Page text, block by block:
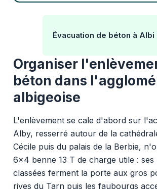
Évacuation de béton à Albi
Organiser
béton dans
albigeoise
L'enlèvement se cale d'abord sur
Alby, resserré autour de la
Cécile puis du palais de la Berbie,
6x4 benne 13 T de charge utile : ses
classées ferment la porte aux gros
rives du Tarn puis les faubourgs